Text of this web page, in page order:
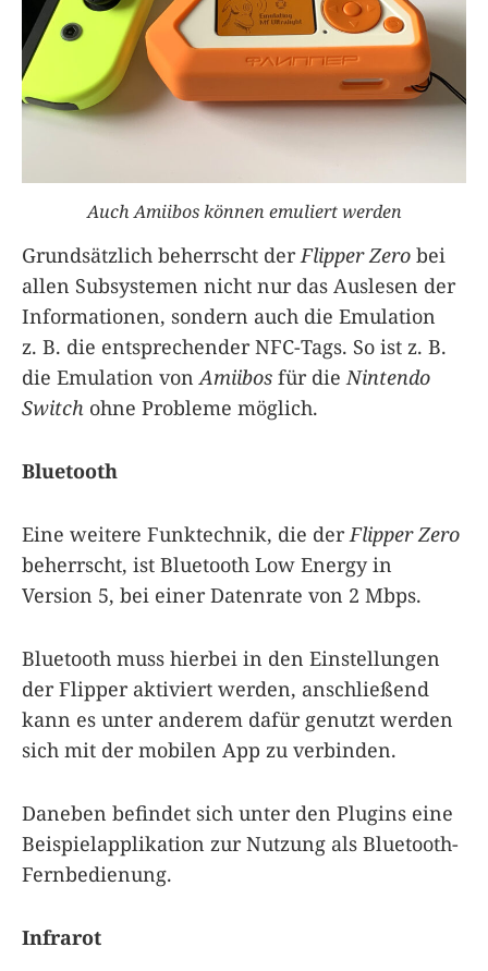
Auch Amiibos können emuliert werden
Grundsätzlich beherrscht derFlipper Zero bei
allen Subsystemen nicht nur das Auslesen der
Informationen, sondern auch die Emulation
z. B. die entsprechender NFC-Tags. So ist z. B.
die Emulation vonAmiibos für dieNintendo
Switch ohne Probleme möglich.
Bluetooth
Eine weitere Funktechnik, die derFlipper Zero
beherrscht, ist Bluetooth Low Energy in
Version 5, bei einer Datenrate von 2 Mbps.
Bluetooth muss hierbei in den Einstellungen
der Flipper aktiviert werden, anschließend
kann es unter anderem dafür genutzt werden
sich mit der mobilen App zu verbinden.
Daneben befindet sich unter den Plugins eine
Beispielapplikation zur Nutzung als Bluetooth-
Fernbedienung.
Infrarot